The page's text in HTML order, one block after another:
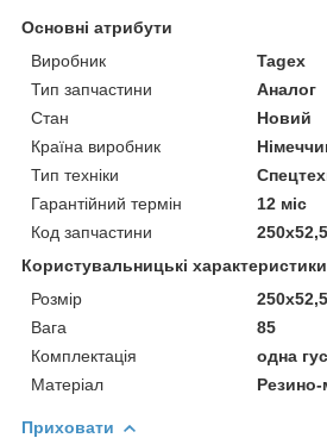
Основні атрибути
Виробник
Tagex
Тип запчастини
Аналог
Стан
Новий
Країна виробник
Тип техніки
Гарантійний термін
12 міс
Код запчастини
Користувальницькі характеристики
Розмір
Вага
85
Комплектація
одна
Матеріал
Резино-
Приховати